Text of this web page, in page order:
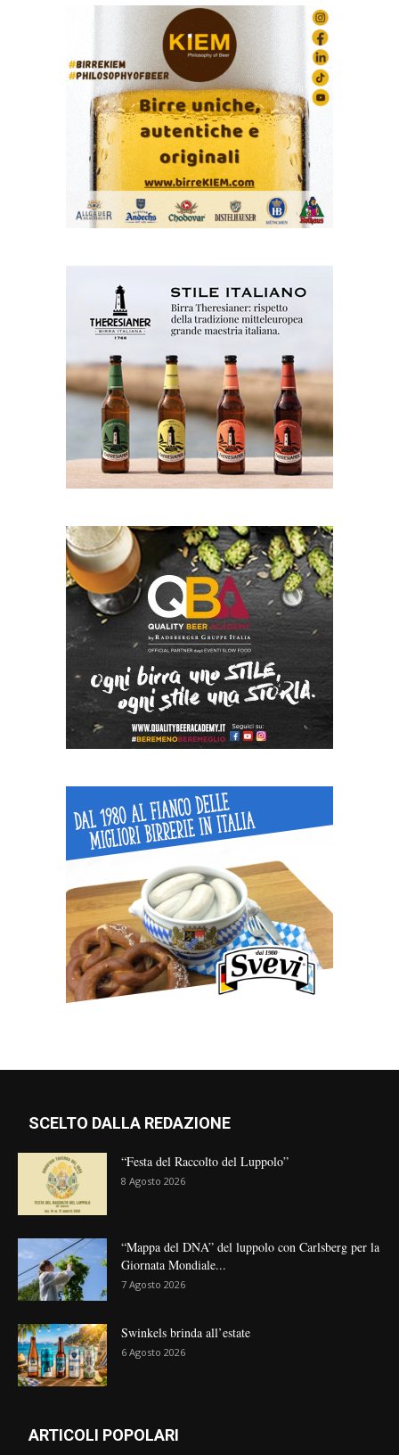
SCELTO DALLA REDAZIONE
“Festa del Raccolto del Luppolo”
8 Agosto 2026
“Mappa del DNA” del luppolo con Carlsberg per la
Giornata Mondiale...
7 Agosto 2026
Swinkels brinda all’estate
6 Agosto 2026
ARTICOLI POPOLARI